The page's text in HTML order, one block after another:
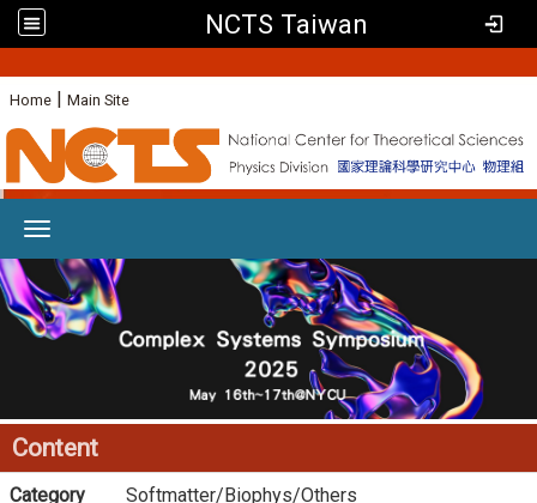
NCTS Taiwan
Home | Main Site
Content
Category Softmatter/Biophys/Others